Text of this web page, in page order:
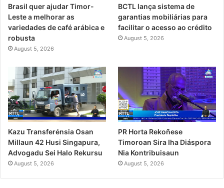
Brasil quer ajudar Timor-
Leste a melhorar as
variedades de café arábica e
robusta
August 5, 2026
BCTL lança sistema de
garantias mobiliárias para
facilitar o acesso ao crédito
August 5, 2026
Kazu Transferénsia Osan
Millaun 42 Husi Singapura,
Advogadu Sei Halo Rekursu
August 5, 2026
PR Horta Rekoñese
Timoroan Sira Iha Diáspora
Nia Kontribuisaun
August 5, 2026